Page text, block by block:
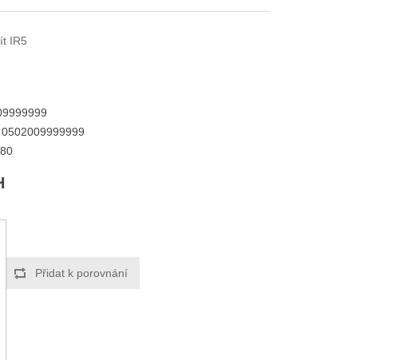
IR5
0502009999999
Přidat k porovnání